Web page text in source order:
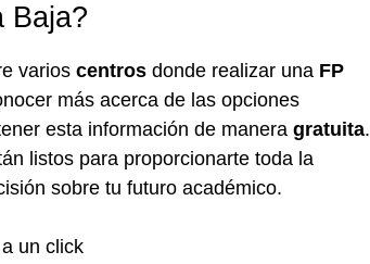
Baja?
varios centrosdonde realizar una FP
más acerca de las opciones
esta información de manera gratuita.
listos para proporcionarte toda la
sobre tu futuro académico.